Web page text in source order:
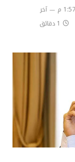
آخر
1 دقائق